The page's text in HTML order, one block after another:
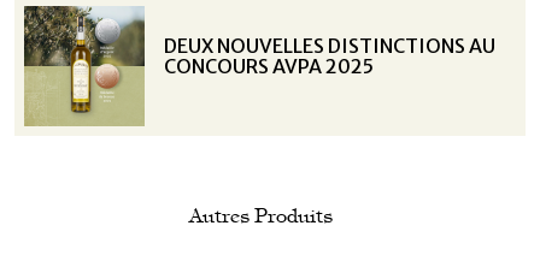
DEUX NOUVELLES DISTINCTIONS AU
CONCOURS AVPA 2025
Autres Produits